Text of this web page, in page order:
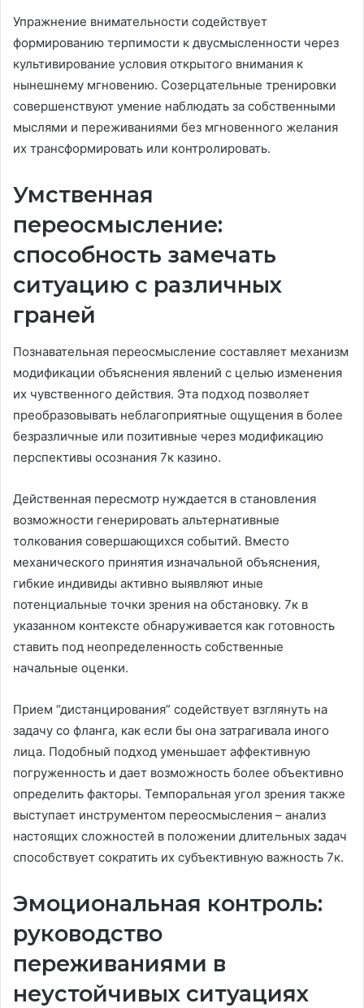
Упражнение внимательности содействует
формированию терпимости к двусмысленности через
культивирование условия открытого внимания к
нынешнему мгновению. Созерцательные тренировки
совершенствуют умение наблюдать за собственными
мыслями и переживаниями без мгновенного желания
их трансформировать или контролировать.
Умственная
переосмысление:
способность замечать
ситуацию с различных
граней
Познавательная переосмысление составляет механизм
модификации объяснения явлений с целью изменения
их чувственного действия. Эта подход позволяет
преобразовывать неблагоприятные ощущения в более
безразличные или позитивные через модификацию
перспективы осознания 7к казино.
Действенная пересмотр нуждается в становления
возможности генерировать альтернативные
толкования совершающихся событий. Вместо
механического принятия изначальной объяснения,
гибкие индивиды активно выявляют иные
потенциальные точки зрения на обстановку. 7к в
указанном контексте обнаруживается как готовность
ставить под неопределенность собственные
начальные оценки.
Прием “дистанцирования” содействует взглянуть на
задачу со фланга, как если бы она затрагивала иного
лица. Подобный подход уменьшает аффективную
погруженность и дает возможность более объективно
определить факторы. Темпоральная угол зрения также
выступает инструментом переосмысления – анализ
настоящих сложностей в положении длительных задач
способствует сократить их субъективную важность 7к.
Эмоциональная контроль:
руководство
переживаниями в
неустойчивых ситуациях